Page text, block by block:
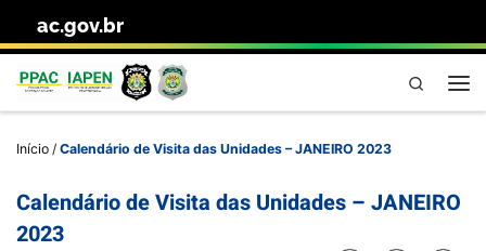
Skip to content
ac.gov.br
Pesquisa
Início / Calendário de Visita das Unidades – JANEIRO 2023
Calendário de Visita das Unidades – JANEIRO
2023